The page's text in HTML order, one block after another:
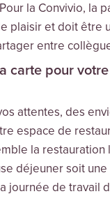
la Convivio, la
plaisir et doit être
entre
carte pour
attentes, des
espace de
la restauration
déjeuner soit
journée de travail